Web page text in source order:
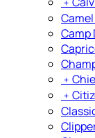
Camp
﹢
﹢